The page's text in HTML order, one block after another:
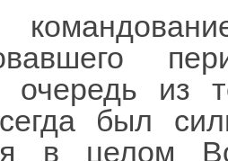
очередь из
был
в целом